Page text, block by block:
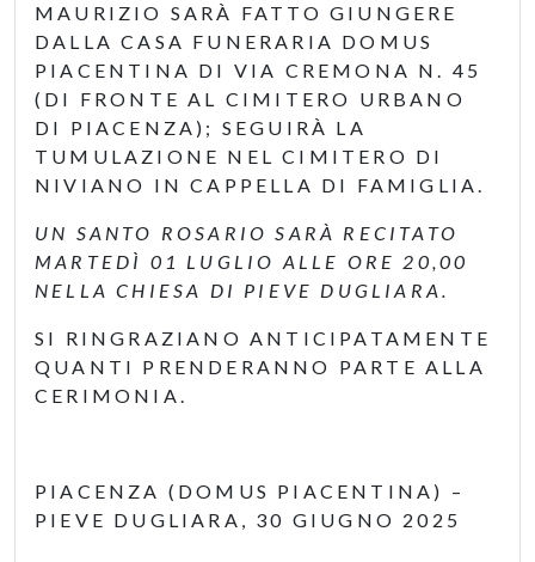
MAURIZIO SARÀ FATTO GIUNGERE
DALLA CASA FUNERARIA DOMUS
PIACENTINA DI VIA CREMONA N. 45
(DI FRONTE AL CIMITERO URBANO
DI PIACENZA); SEGUIRÀ LA
TUMULAZIONE NEL CIMITERO DI
NIVIANO IN CAPPELLA DI FAMIGLIA.
UN SANTO ROSARIO SARÀ RECITATO
MARTEDÌ 01 LUGLIO ALLE ORE 20,00
NELLA CHIESA DI PIEVE DUGLIARA.
SI RINGRAZIANO ANTICIPATAMENTE
QUANTI PRENDERANNO PARTE ALLA
CERIMONIA.
PIACENZA (DOMUS PIACENTINA) –
PIEVE DUGLIARA, 30 GIUGNO 2025